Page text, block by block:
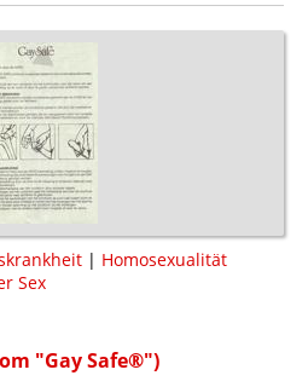
| Homosexualität
Sex
"Gay Safe®")